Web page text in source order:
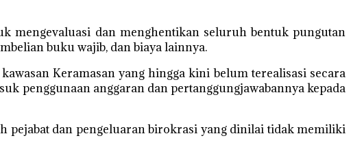
mengevaluasi dan menghentikan seluruh bentuk pungutan
buku wajib, dan biaya lainnya.
Keramasan yang hingga kini belum terealisasi secara
penggunaan anggaran dan pertanggungjawabannya kepada
pejabat dan pengeluaran birokrasi yang dinilai tidak memiliki